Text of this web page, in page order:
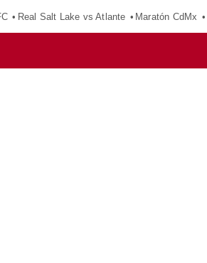
Real Salt Lake vs Atlante Maratón CdMx